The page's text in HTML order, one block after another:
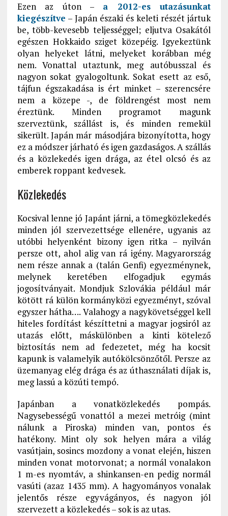
Ezen az úton – a 2012-es utazásunkat
kiegészítve – Japán északi és keleti részét jártuk
be, több-kevesebb teljességgel; eljutva Osakától
egészen Hokkaido sziget közepéig. Igyekeztünk
olyan helyeket látni, melyeket korábban még
nem. Vonattal utaztunk, meg autóbusszal és
nagyon sokat gyalogoltunk. Sokat esett az eső,
tájfun égszakadása is ért minket – szerencsére
nem a közepe -, de földrengést most nem
éreztünk. Minden programot magunk
szerveztünk, szállást is, és minden remekül
sikerült. Japán már másodjára bizonyította, hogy
ez a módszer járható és igen gazdaságos. A szállás
és a közlekedés igen drága, az étel olcsó és az
emberek roppant kedvesek.
Közlekedés
Kocsival lenne jó Japánt járni, a tömegközlekedés
minden jól szervezettsége ellenére, ugyanis az
utóbbi helyenként bizony igen ritka – nyilván
persze ott, ahol alig van rá igény. Magyarország
nem része annak a (talán Genfi) egyezménynek,
melynek keretében elfogadjuk egymás
jogosítványait. Mondjuk Szlovákia például már
kötött rá külön kormányközi egyezményt, szóval
egyszer hátha…. Valahogy a nagykövetséggel kell
hiteles fordítást készíttetni a magyar jogsiról az
utazás előtt, máskülönben a kinti kötelező
biztosítás nem ad fedezetet, még ha kocsit
kapunk is valamelyik autókölcsönzőtől. Persze az
üzemanyag elég drága és az úthasználati díjak is,
meg lassú a közúti tempó.
Japánban a vonatközlekedés pompás.
Nagysebességű vonattól a mezei metróig (mint
nálunk a Piroska) minden van, pontos és
hatékony. Mint oly sok helyen mára a világ
vasútjain, sosincs mozdony a vonat elején, hiszen
minden vonat motorvonat; a normál vonalakon
1 m-es nyomtáv, a shinkansen-en pedig normál
vasúti (azaz 1435 mm). A hagyományos vonalak
jelentős része egyvágányos, és nagyon jól
szervezett a közlekedés – sok is az utas.